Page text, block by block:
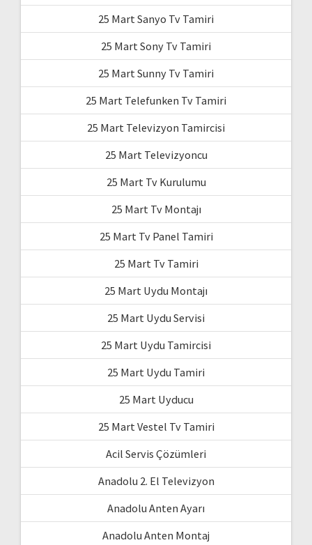
25 Mart Sanyo Tv Tamiri
25 Mart Sony Tv Tamiri
25 Mart Sunny Tv Tamiri
25 Mart Telefunken Tv Tamiri
25 Mart Televizyon Tamircisi
25 Mart Televizyoncu
25 Mart Tv Kurulumu
25 Mart Tv Montajı
25 Mart Tv Panel Tamiri
25 Mart Tv Tamiri
25 Mart Uydu Montajı
25 Mart Uydu Servisi
25 Mart Uydu Tamircisi
25 Mart Uydu Tamiri
25 Mart Uyducu
25 Mart Vestel Tv Tamiri
Acil Servis Çözümleri
Anadolu 2. El Televizyon
Anadolu Anten Ayarı
Anadolu Anten Montaj